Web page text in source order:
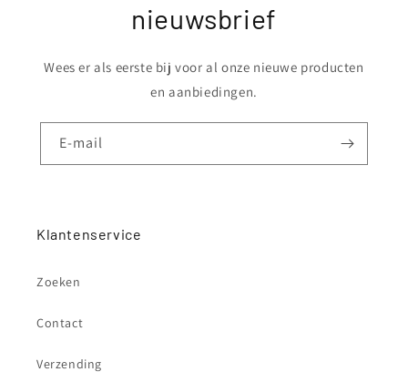
nieuwsbrief
Wees er als eerste bij voor al onze nieuwe producten
en aanbiedingen.
E‑mail
Klantenservice
Zoeken
Contact
Verzending